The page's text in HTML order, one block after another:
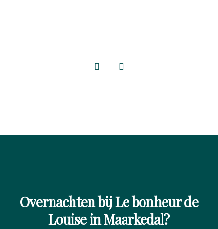
Overnachten bij Le bonheur de
Louise in Maarkedal?